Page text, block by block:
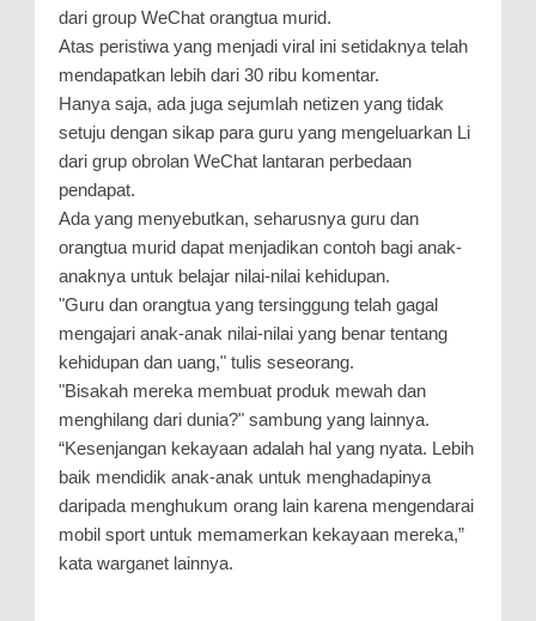
dari group WeChat orangtua murid.
Atas peristiwa yang menjadi viral ini setidaknya telah
mendapatkan lebih dari 30 ribu komentar.
Hanya saja, ada juga sejumlah netizen yang tidak
setuju dengan sikap para guru yang mengeluarkan Li
dari grup obrolan WeChat lantaran perbedaan
pendapat.
Ada yang menyebutkan, seharusnya guru dan
orangtua murid dapat menjadikan contoh bagi anak-
anaknya untuk belajar nilai-nilai kehidupan.
"Guru dan orangtua yang tersinggung telah gagal
mengajari anak-anak nilai-nilai yang benar tentang
kehidupan dan uang," tulis seseorang.
"Bisakah mereka membuat produk mewah dan
menghilang dari dunia?" sambung yang lainnya.
“Kesenjangan kekayaan adalah hal yang nyata. Lebih
baik mendidik anak-anak untuk menghadapinya
daripada menghukum orang lain karena mengendarai
mobil sport untuk memamerkan kekayaan mereka,”
kata warganet lainnya.